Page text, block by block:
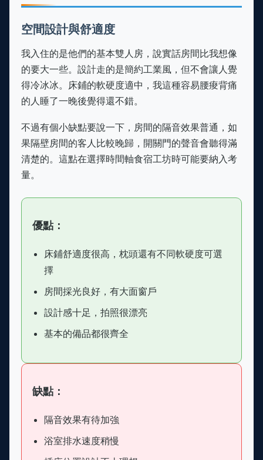
空間設計與舒適度
我入住的是他們的基本雙人房，說實話房間比我想像
的要大一些。設計走的是簡約工業風，但不會讓人覺
得冷冰冰。床鋪的軟硬度適中，我這種容易腰痠背痛
的人睡了一晚後覺得還不錯。
不過有個小缺點要說一下，房間的隔音效果普通，如
果隔壁房間的客人比較晚歸，開關門的聲音會聽得滿
清楚的。這點在選擇時間軸食宿工坊時可能要納入考
量。
優點：
床鋪舒適度很高，枕頭還有不同軟硬度可選
擇
房間採光良好，有大面窗戶
設計感十足，拍照很漂亮
基本的備品都很齊全
缺點：
隔音效果有待加強
浴室排水速度稍慢